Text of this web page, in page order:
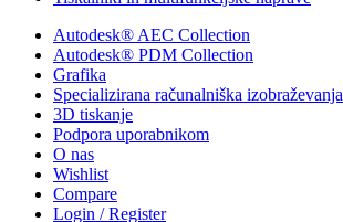
Autodesk® AEC Collection
Autodesk® PDM Collection
Grafika
Specializirana računalniška izobraževanja
3D tiskanje
Podpora uporabnikom
O nas
Wishlist
Compare
Login / Register